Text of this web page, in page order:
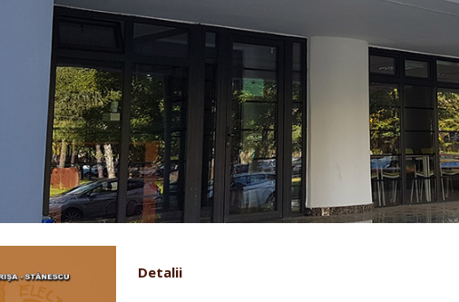
Echipamente tipografice
Promoționale
Evenimente
Contact
electrice, hibride şi cu pile de combustie
Detalii